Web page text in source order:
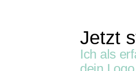
Jetzt
Ich als